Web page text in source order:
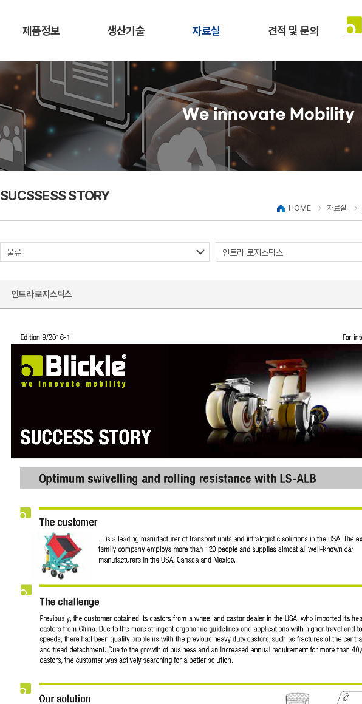
제품정보 생산기술 자료실 견적 및 문의
We innovate Mobility
SUCSSESS STORY
HOME 자료실
인트라 로지스틱스